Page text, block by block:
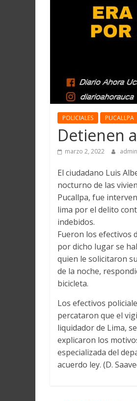
POLICIALES PUCALLPA
Detienen
marzo 2, 2022 admin
El ciudadano Luis
nocturno de las
Pucallpa, fue
lima por el delito
indebidos.
Fueron los efectivos
por dicho lugar se
quien le solicitaron
de la noche,
bicicleta.
Los efectivos
percataron que el
liquidador de Lima,
explicaron los
especializada del
acuerdo ley. (D.